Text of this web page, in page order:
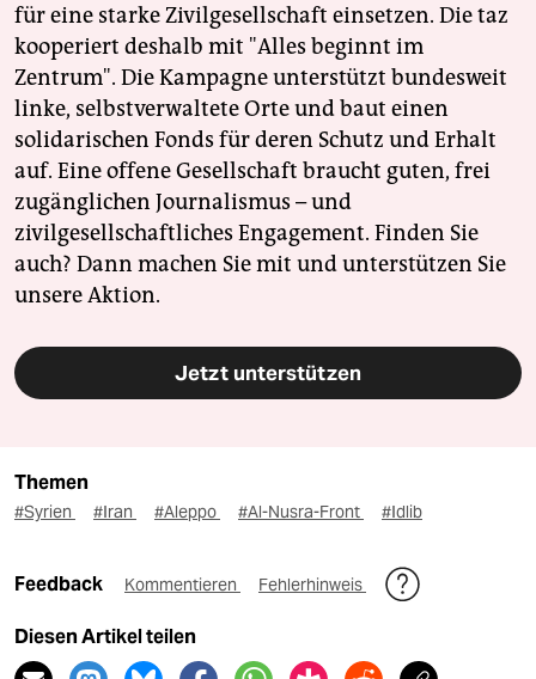
für eine starke Zivilgesellschaft einsetzen. Die taz
kooperiert deshalb mit "Alles beginnt im
Zentrum". Die Kampagne unterstützt bundesweit
linke, selbstverwaltete Orte und baut einen
solidarischen Fonds für deren Schutz und Erhalt
auf. Eine offene Gesellschaft braucht guten, frei
zugänglichen Journalismus – und
zivilgesellschaftliches Engagement. Finden Sie
auch? Dann machen Sie mit und unterstützen Sie
unsere Aktion.
Jetzt unterstützen
Themen
#Syrien #Iran #Aleppo #Al-Nusra-Front #Idlib
Feedback Kommentieren Fehlerhinweis
Diesen Artikel teilen